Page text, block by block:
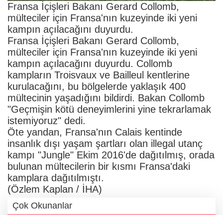
Fransa İçişleri Bakanı Gerard Collomb,
mülteciler için Fransa'nın kuzeyinde iki yeni
kampın açılacağını duyurdu.
Fransa İçişleri Bakanı Gerard Collomb,
mülteciler için Fransa'nın kuzeyinde iki yeni
kampın açılacağını duyurdu. Collomb
kampların Troisvaux ve Bailleul kentlerine
kurulacağını, bu bölgelerde yaklaşık 400
mültecinin yaşadığını bildirdi. Bakan Collomb
"Geçmişin kötü deneyimlerini yine tekrarlamak
istemiyoruz" dedi.
Öte yandan, Fransa'nın Calais kentinde
insanlık dışı yaşam şartları olan illegal utanç
kampı "Jungle" Ekim 2016'de dağıtılmış, orada
bulunan mültecilerin bir kısmı Fransa'daki
kamplara dağıtılmıştı.
(Özlem Kaplan / İHA)
Çok Okunanlar